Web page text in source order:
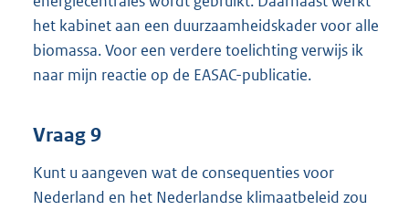
het kabinet aan een duurzaamheidskader voor alle
biomassa. Voor een verdere toelichting verwijs ik
naar mijn reactie op de EASAC-publicatie.
Vraag 9
Kunt u aangeven wat de consequenties voor
Nederland en het Nederlandse klimaatbeleid zou